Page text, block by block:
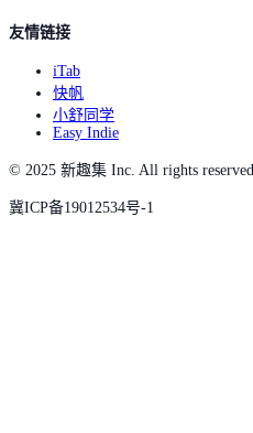
友情链接
iTab
快帆
小舒同学
Easy Indie
© 2025 新趣集 Inc. All rights reserved.
冀ICP备19012534号-1